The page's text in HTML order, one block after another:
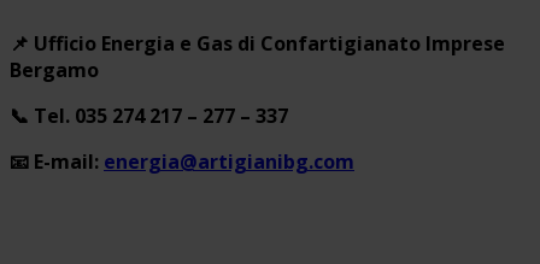
📌 Ufficio Energia e Gas di Confartigianato Imprese
Bergamo
📞 Tel. 035 274 217 – 277 – 337
📧 E-mail: energia@artigianibg.com